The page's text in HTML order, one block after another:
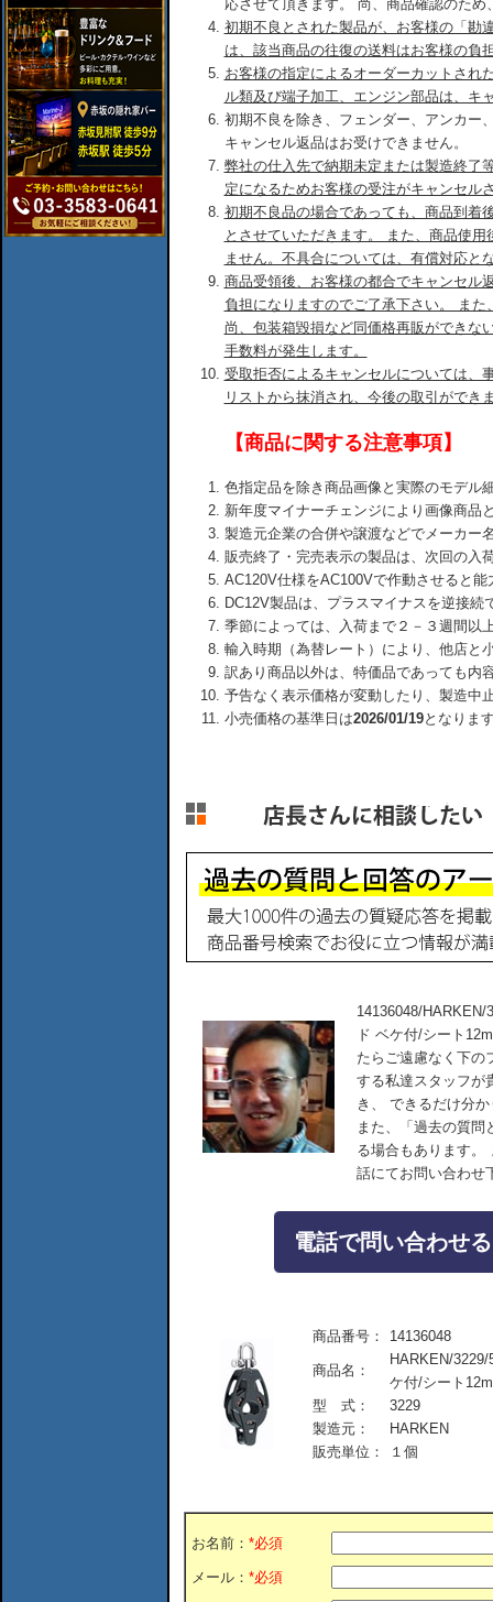
応させて頂きます。 尚、商品確認のた
初期不良とされた製品が、お客様の「勘
は、該当商品の往復の送料はお客様の負
お客様の指定によるオーダーカットされ
ル類及び端子加工、エンジン部品は、キ
初期不良を除き、フェンダー、アンカー
キャンセル返品はお受けできません。
弊社の仕入先で納期未定または製造終了
定になるためお客様の受注がキャンセル
初期不良品の場合であっても、商品到着
とさせていただきます。 また、商品使
ません。不具合については、有償対応と
商品受領後、お客様の都合でキャンセル
負担になりますのでご了承下さい。 ま
尚、包装箱毀損など同価格再販ができな
手数料が発生します。
受取拒否によるキャンセルについては、
リストから抹消され、今後の取引ができ
【商品に関する注意事項】
色指定品を除き商品画像と実際のモデル
新年度マイナーチェンジにより画像商品
製造元企業の合併や譲渡などでメーカー
販売終了・完売表示の製品は、次回の入
AC120V仕様をAC100Vで作動させると
DC12V製品は、プラスマイナスを逆接
季節によっては、入荷まで２－３週間以
輸入時期（為替レート）により、他店と
訳あり商品以外は、特価品であっても内
予告なく表示価格が変動したり、製造中
小売価格の基準日は2026/01/19となりま
14136048/
ド ベケ付/シート
たらご遠慮なく下の
する私達スタッフが
き、 できるだけ分
また、「過去の質問
る場合もあります。
話にてお問い合わせ
電話で問い合わせ
商品番号： 14136048
商品名：
HARKEN/
ケ付/シート
型 式：
3229
製造元：
HARKEN
販売単位：
１個
お名前： *必須
メール： *必須